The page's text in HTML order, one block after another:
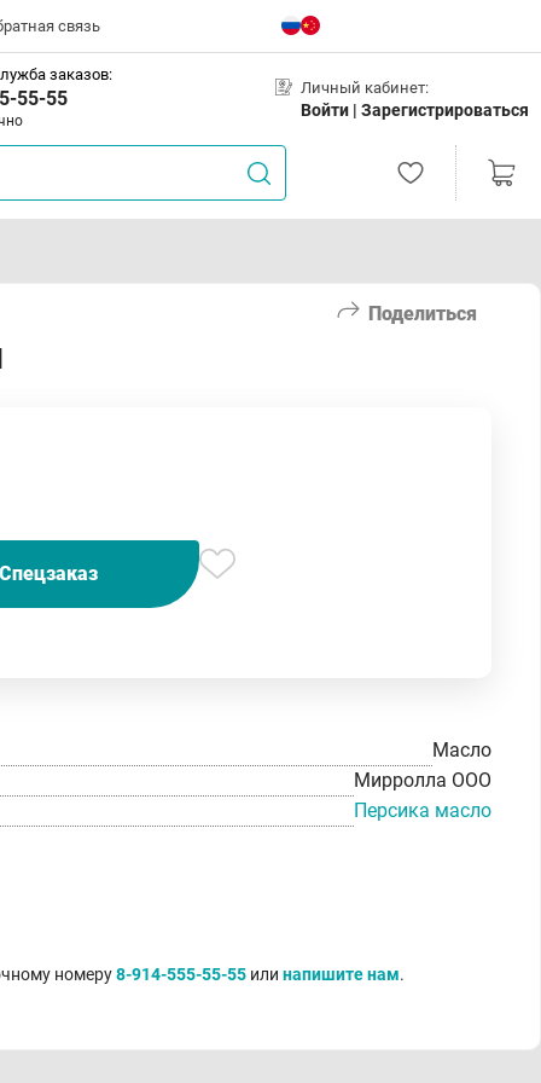
связь
заказов:
55-55 Личный кабинет:
Войти | Зарегистрироваться
Поделиться
Спецзаказ
Масло
Мирролла ООО
Персика масло
номеру8-914-555-55-55 или напишите нам.